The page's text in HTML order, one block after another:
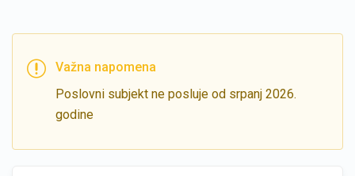
Važna napomena
Poslovni subjekt ne posluje od srpanj 2026.
godine